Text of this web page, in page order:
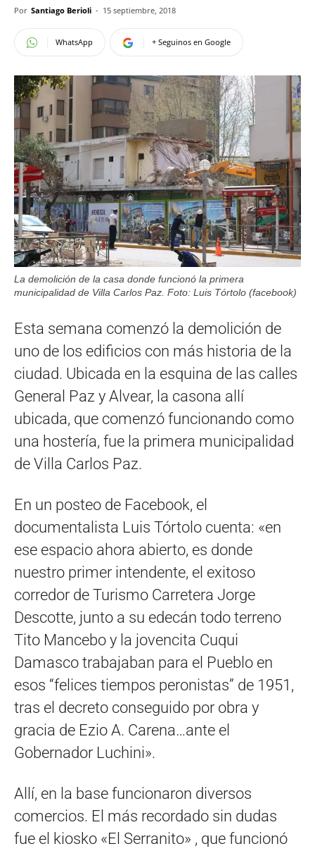
Por Santiago Berioli - 15 septiembre, 2018
WhatsApp + Seguinos en Google
La demolición de la casa donde funcionó la primera
municipalidad de Villa Carlos Paz. Foto: Luis Tórtolo (facebook)
Esta semana comenzó la demolición de
uno de los edificios con más historia de la
ciudad. Ubicada en la esquina de las calles
General Paz y Alvear, la casona allí
ubicada, que comenzó funcionando como
una hostería, fue la primera municipalidad
de Villa Carlos Paz.
En un posteo de Facebook, el
documentalista Luis Tórtolo cuenta: «en
ese espacio ahora abierto, es donde
nuestro primer intendente, el exitoso
corredor de Turismo Carretera Jorge
Descotte, junto a su edecán todo terreno
Tito Mancebo y la jovencita Cuqui
Damasco trabajaban para el Pueblo en
esos “felices tiempos peronistas” de 1951,
tras el decreto conseguido por obra y
gracia de Ezio A. Carena…ante el
Gobernador Luchini».
Allí, en la base funcionaron diversos
comercios. El más recordado sin dudas
fue el kiosko «El Serranito» , que funcionó